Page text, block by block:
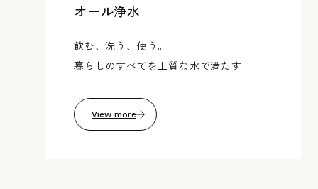
オール浄水
飲む、洗う、使う。
暮らしのすべてを上質な水で満たす
View more